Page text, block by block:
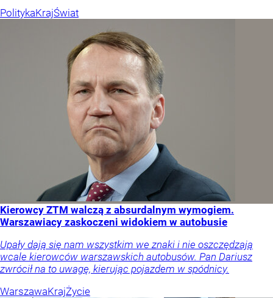
PolitykaKrajŚwiat
Kierowcy ZTM walczą z absurdalnym wymogiem.
Warszawiacy zaskoczeni widokiem w autobusie
Upały dają się nam wszystkim we znaki i nie oszczędzają
wcale kierowców warszawskich autobusów. Pan Dariusz
zwrócił na to uwagę, kierując pojazdem w spódnicy.
WarszawaKrajŻycie